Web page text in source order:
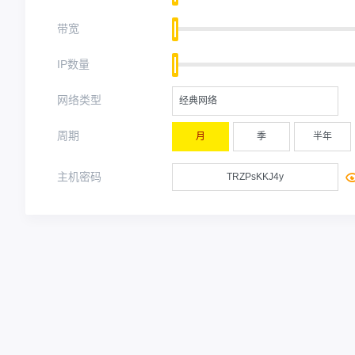
带宽
IP数量
网络类型 经典网络
周期 月 季 半年
主机密码